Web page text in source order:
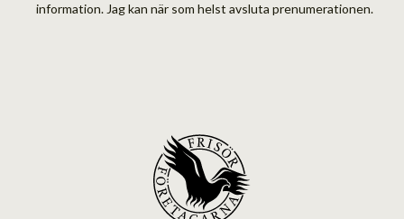
information. Jag kan när som helst avsluta prenumerationen.